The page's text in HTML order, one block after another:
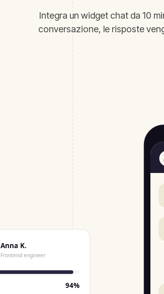
Integra un widget chat da 10
conversazione, le risposte
Anna K.
Frontend engineer
94%